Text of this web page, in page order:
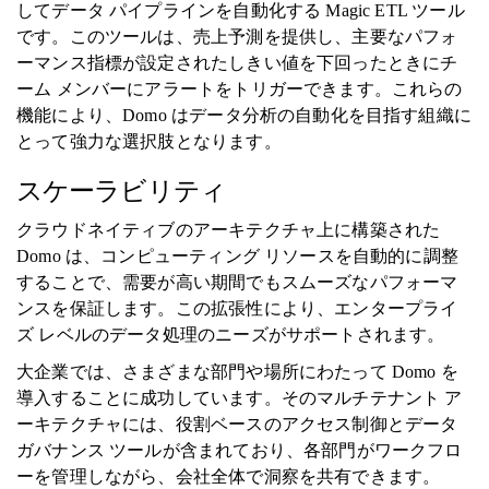
してデータ パイプラインを自動化する Magic ETL ツール
です。このツールは、売上予測を提供し、主要なパフォ
ーマンス指標が設定されたしきい値を下回ったときにチ
ーム メンバーにアラートをトリガーできます。これらの
機能により、Domo はデータ分析の自動化を目指す組織に
とって強力な選択肢となります。
スケーラビリティ
クラウドネイティブのアーキテクチャ上に構築された
Domo は、コンピューティング リソースを自動的に調整
することで、需要が高い期間でもスムーズなパフォーマ
ンスを保証します。この拡張性により、エンタープライ
ズ レベルのデータ処理のニーズがサポートされます。
大企業では、さまざまな部門や場所にわたって Domo を
導入することに成功しています。そのマルチテナント ア
ーキテクチャには、役割ベースのアクセス制御とデータ
ガバナンス ツールが含まれており、各部門がワークフロ
ーを管理しながら、会社全体で洞察を共有できます。